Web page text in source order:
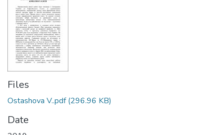
Files
Ostashova V..pdf(296.96 KB)
Date